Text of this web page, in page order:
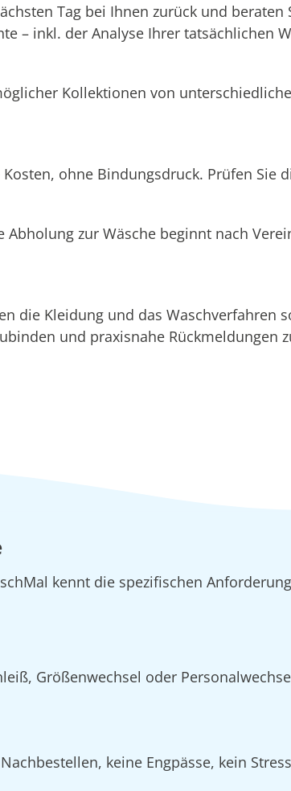
Tag bei Ihnen zurück und beraten
– inkl. der Analyse Ihrer tatsächlichen
Kollektionen von
ohne Bindungsdruck. Prüfen Sie
zur Wäsche beginnt nach
die Kleidung und das Waschverfahren
und praxisnahe Rückmeldungen
kennt die spezifischen
Größenwechsel oder
keine Engpässe, kein